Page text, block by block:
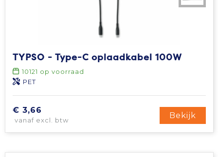
TYPSO - Type-C oplaadkabel 100W
10121 op voorraad
PET
€ 3,66
vanaf excl. btw
Bekijk